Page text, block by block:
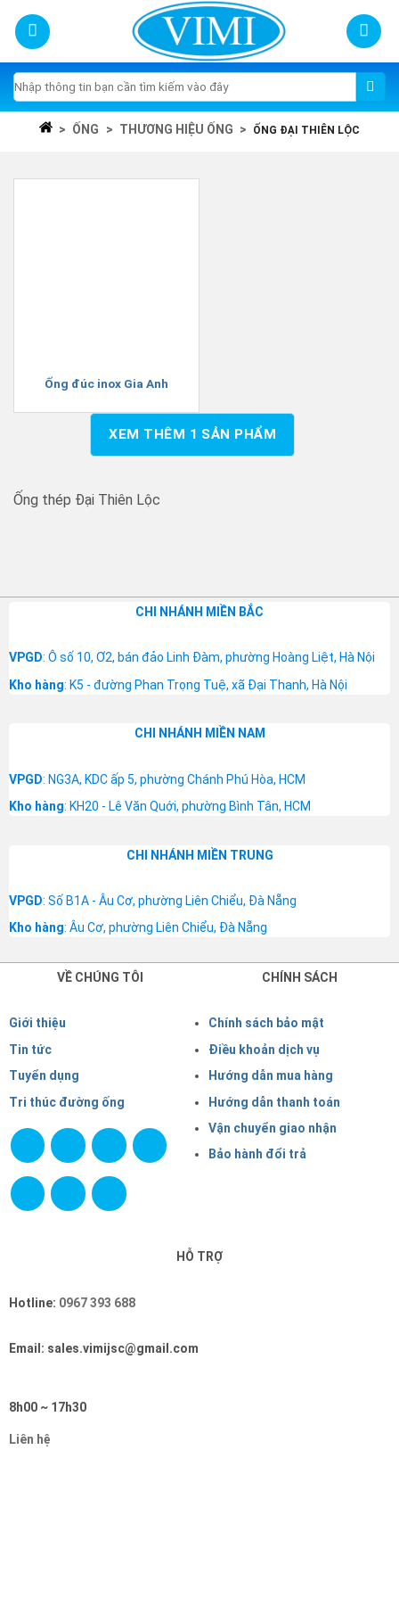
content
Tìm
kiếm:
> ỐNG > THƯƠNG HIỆU ỐNG > ỐNG ĐẠI THIÊN LỘC
Ống đúc inox Gia Anh
XEM THÊM 1 SẢN PHẨM
Ống thép Đại Thiên Lộc
CHI NHÁNH MIỀN BẮC
VPGD: Ô số 10, Ơ2, bán đảo Linh Đàm, phường Hoàng Liệt, Hà Nội
Kho hàng: K5 - đường Phan Trọng Tuệ, xã Đại Thanh, Hà Nội
CHI NHÁNH MIỀN NAM
VPGD: NG3A, KDC ấp 5, phường Chánh Phú Hòa, HCM
Kho hàng: KH20 - Lê Văn Quới, phường Bình Tân, HCM
CHI NHÁNH MIỀN TRUNG
VPGD: Số B1A - Âu Cơ, phường Liên Chiểu, Đà Nẵng
Kho hàng: Âu Cơ, phường Liên Chiểu, Đà Nẵng
VỀ CHÚNG TÔI
Giới thiệu
Tin tức
Tuyển dụng
Tri thúc đường ống
CHÍNH SÁCH
Chính sách bảo mật
Điều khoản dịch vụ
Hướng dẫn mua hàng
Hướng dẫn thanh toán
Vận chuyển giao nhận
Bảo hành đổi trả
HỖ TRỢ
Hotline: 0967 393 688
Email: sales.vimijsc@gmail.com
8h00 ~ 17h30
Liên hệ